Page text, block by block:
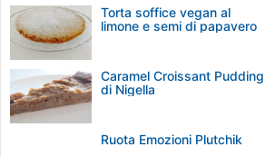
Torta soffice vegan al
limone e semi di papavero
Caramel Croissant Pudding
di Nigella
Ruota Emozioni Plutchik